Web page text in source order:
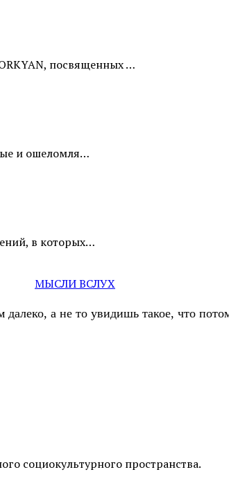
посвященных …
и ошеломля…
в которых…
МЫСЛИ ВСЛУХ
а не то увидишь такое, что
социокультурного пространства.